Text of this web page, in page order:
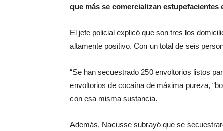
que más se comercializan
El jefe policial explicó que son tres los
altamente positivo. Con un total de seis
“Se han secuestrado 250 envoltorios listos
envoltorios de cocaína de máxima pureza,
con esa misma sustancia.
Además, Nacusse subrayó que se